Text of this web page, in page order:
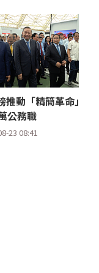
推動「精簡革命」
公務職
23 08:41